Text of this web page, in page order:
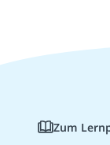
Zum